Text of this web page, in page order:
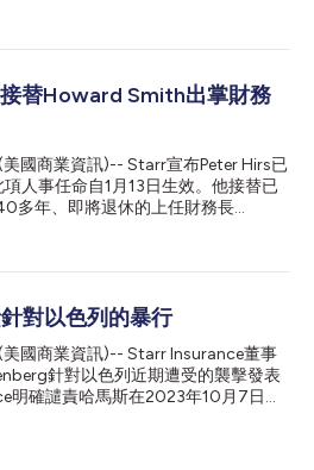
場，成為Lloyd旗下第九大管理代理
客戶體驗及服務。客戶與經紀商將受
高效的決策機制、更雄厚的資本實
圍。 交易完成後，Starr的再保險能
與IQUW的倫敦的再保險業務現
作，負責承保該公司的分入再保險業
域及業務線提供多元化產品組合的能
厚的資本，得以在不同市場週期中審
替Howard Smith出掌財務
國商業資訊)-- Starr宣布Peter Hirs已
人事任命自1月13日生效。他接替已
多年、即將退休的上任財務長
隊並主導併購行動。Hirs將在他的新
R. “Hank” Greenberg在2005年重整
在1984年便已加入公司，與Hank密
擴張的過程中，Peter將會是一位重要
暨聯席執行長Jeff Greenberg說道，
對以色列的暴行
國商業資訊)-- Starr Insurance董事
針對以色列近期遭受的襲擊發表
明確譴責哈馬斯在2023年10月7日